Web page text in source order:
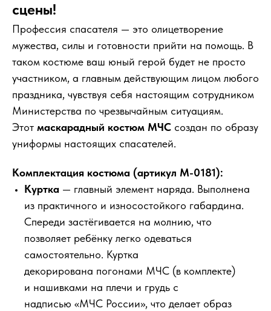
сцены!
Профессия спасателя — это олицетворение
мужества, силы и готовности прийти на помощь. В
таком костюме ваш юный герой будет не просто
участником, а главным действующим лицом любого
праздника, чувствуя себя настоящим сотрудником
Министерства по чрезвычайным ситуациям.
Этот маскарадный костюм МЧС создан по образу
униформы настоящих спасателей.
Комплектация костюма (артикул М-0181):
Куртка — главный элемент наряда. Выполнена
из практичного и износостойкого габардина.
Спереди застёгивается на молнию, что
позволяет ребёнку легко одеваться
самостоятельно. Куртка
декорирована погонами МЧС (в комплекте)
и нашивками на плечи и грудь с
надписью «МЧС России», что делает образ